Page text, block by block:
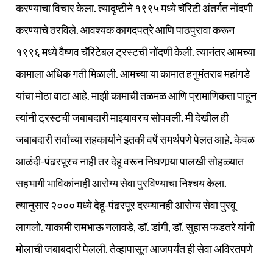
करण्याचा विचार केला. त्यादृष्टीने १९९५ मध्ये चॅरिटी अंतर्गत नोंदणी
करण्याचे ठरविले. आवश्यक कागदपत्रे आणि पाठपुरावा करून
१९९६ मध्ये वैष्णव चॅरिटेबल ट्रस्टची नोंदणी केली. त्यानंतर आमच्या
कामाला अधिक गती मिळाली. आमच्या या कामात हनुमंतराव महांगडे
यांचा मोठा वाटा आहे. माझी कामाची तळमळ आणि प्रामाणिकता पाहून
त्यांनी ट्रस्टची जबाबदारी माझ्यावरच सोपवली. मी देखील ही
जबाबदारी सर्वांच्या सहकार्याने इतकी वर्षे समर्थपणे पेलत आहे. केवळ
आळंदी-पंढरपूरच नाही तर देहू वरून निघणार्‍या पालखी सोहळ्यात
सहभागी भाविकांनाही आरोग्य सेवा पुरविण्याचा निश्‍चय केला.
त्यानुसार २००० मध्ये देहू-पंढरपूर दरम्यानही आरोग्य सेवा पुरवू
लागलो. याकामी रामभाऊ नलावडे, डॉ. डांगी, डॉ. सुहास फडतरे यांनी
मोलाची जबाबदारी पेलली. तेव्हापासून आजपर्यंत ही सेवा अविरतपणे